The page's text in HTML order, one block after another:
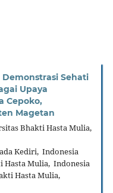
Sehati
Upaya
Cepoko,
Magetan
Bhakti Hasta Mulia,
Kediri, Indonesia
Hasta Mulia, Indonesia
Hasta Mulia,